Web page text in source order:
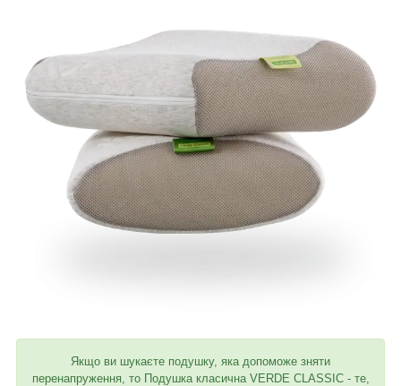
Якщо ви шукаєте подушку, яка допоможе зняти
перенапруження, то Подушка класична VERDE CLASSIC - те,